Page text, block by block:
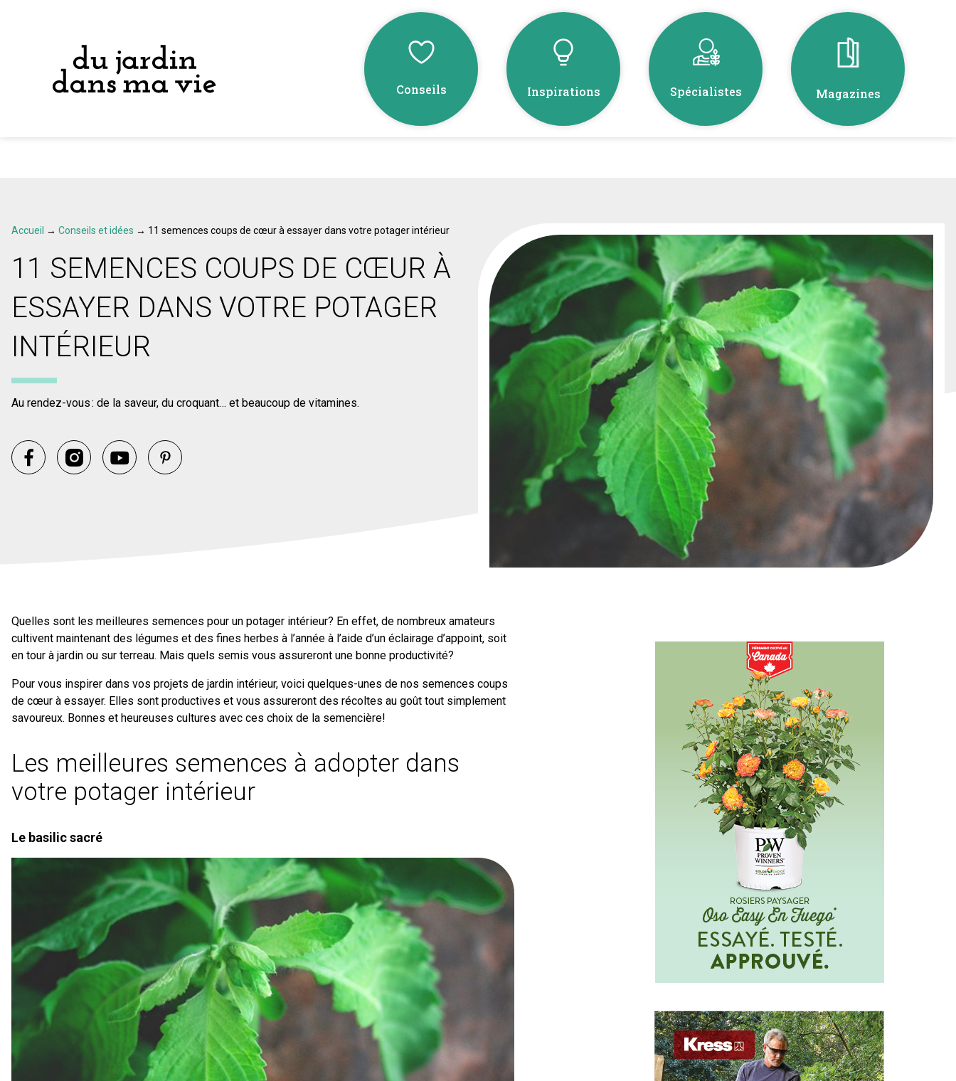
Conseils Inspirations Spécialistes Magazines
Accueil → Conseils et idées → 11 semences coups de cœur à essayer dans votre potager intérieur
11 SEMENCES COUPS DE CŒUR À
ESSAYER DANS VOTRE POTAGER
INTÉRIEUR
Au rendez-vous : de la saveur, du croquant… et beaucoup de vitamines.
Quelles sont les meilleures semences pour un potager intérieur? En effet, de nombreux amateurs
cultivent maintenant des légumes et des fines herbes à l’année à l’aide d’un éclairage d’appoint, soit
en tour à jardin ou sur terreau. Mais quels semis vous assureront une bonne productivité?
Pour vous inspirer dans vos projets de jardin intérieur, voici quelques-unes de nos semences coups
de cœur à essayer. Elles sont productives et vous assureront des récoltes au goût tout simplement
savoureux. Bonnes et heureuses cultures avec ces choix de la semencière!
Les meilleures semences à adopter dans
votre potager intérieur
Le basilic sacré